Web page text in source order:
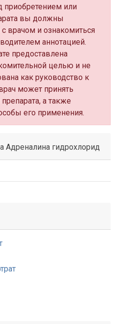
или
вы должны
с врачом и ознакомиться
аннотацией.
предоставлена
целью и не
как руководство к
может принять
а также
его применения.
гидрохлорид